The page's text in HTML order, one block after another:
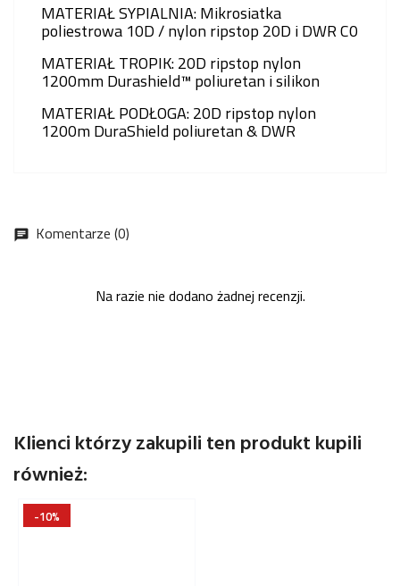
MATERIAŁ SYPIALNIA: Mikrosiatka
poliestrowa 10D / nylon ripstop 20D i DWR C0
MATERIAŁ TROPIK: 20D ripstop nylon
1200mm Durashield™ poliuretan i silikon
MATERIAŁ PODŁOGA: 20D ripstop nylon
1200m DuraShield poliuretan & DWR
chat Komentarze (0)
Na razie nie dodano żadnej recenzji.
Klienci którzy zakupili ten produkt kupili
również:
-10%